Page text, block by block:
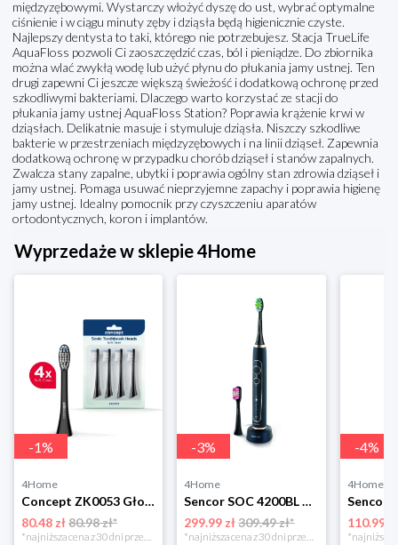
międzyzębowymi. Wystarczy włożyć dyszę do ust, wybrać optymalne
ciśnienie i w ciągu minuty zęby i dziąsła będą higienicznie czyste.
Najlepszy dentysta to taki, którego nie potrzebujesz. Stacja TrueLife
AquaFloss pozwoli Ci zaoszczędzić czas, ból i pieniądze. Do zbiornika
można wlać zwykłą wodę lub użyć płynu do płukania jamy ustnej. Ten
drugi zapewni Ci jeszcze większą świeżość i dodatkową ochronę przed
szkodliwymi bakteriami. Dlaczego warto korzystać ze stacji do
płukania jamy ustnej AquaFloss Station? Poprawia krążenie krwi w
dziąsłach. Delikatnie masuje i stymuluje dziąsła. Niszczy szkodliwe
bakterie w przestrzeniach międzyzębowych i na linii dziąseł. Zapewnia
dodatkową ochronę w przypadku chorób dziąseł i stanów zapalnych.
Zwalcza stany zapalne, ubytki i poprawia ogólny stan zdrowia dziąseł i
jamy ustnej. Pomaga usuwać nieprzyjemne zapachy i poprawia higienę
jamy ustnej. Idealny pomocnik przy czyszczeniu aparatów
ortodontycznych, koron i implantów.
Wyprzedaże w sklepie 4Home
-1%
4Home
Concept ZK0053 Głowica wymienna PERFECT SMILE Soft Clean, 4 szt., czarny
80.48 zł80.98 zł*
*najniższa cena z 30 dni przed obniżką
-3%
4Home
Sencor SOC 4200BL Szczoteczka do zębów
299.99 zł 309.49 zł*
*najniższa cena z 30 dni przed obniżką
-4%
4Home
110.99 zł